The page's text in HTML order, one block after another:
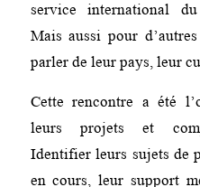
service international
Mais aussi pour
parler de leur pays, leur
Cette rencontre a été
leurs projets et
Identifier leurs sujets de
en cours, leur support